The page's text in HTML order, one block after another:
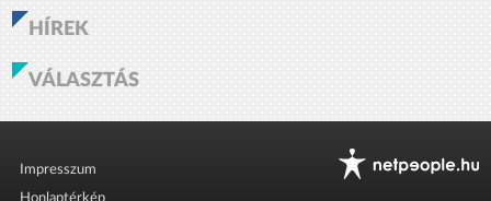
HÍREK
VÁLASZTÁS
Impresszum